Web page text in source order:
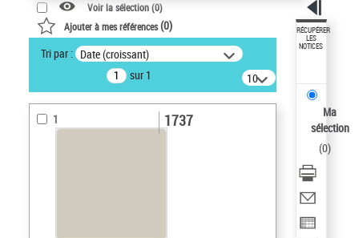
Voir la sélection (0)
Ajouter à mes références(0)
Tri par : Date (croissant)
sur 1
10
résultats/page
1
1737
RÉCUPÉRER
LES
NOTICES
Ma
sélection
(0)